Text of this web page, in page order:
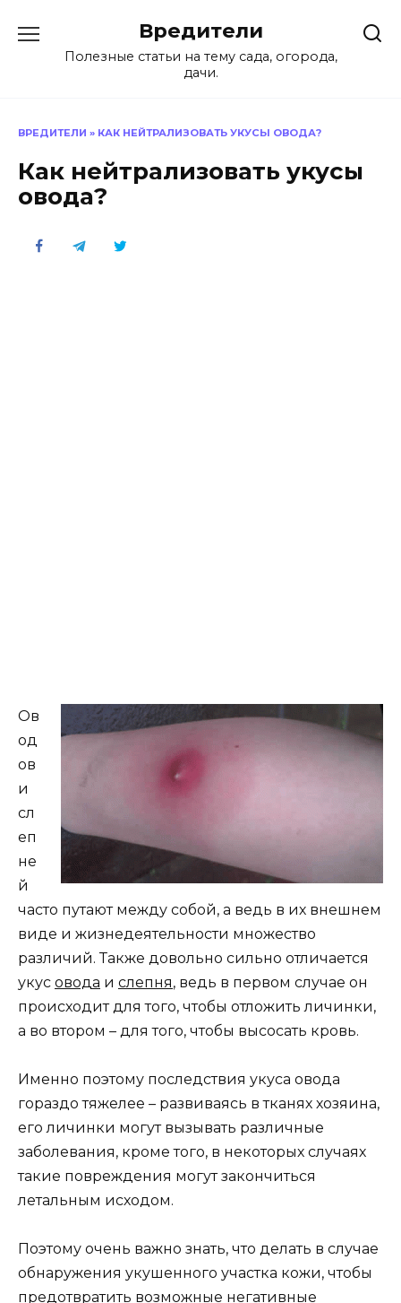
содержанию
Вредители
Полезные статьи на тему сада, огорода,
дачи.
ВРЕДИТЕЛИ » КАК НЕЙТРАЛИЗОВАТЬ УКУСЫ ОВОДА?
Как нейтрализовать укусы
овода?
Ов
од
ов
и
сл
еп
не
й
часто путают между собой, а ведь в их внешнем
виде и жизнедеятельности множество
различий. Также довольно сильно отличается
укус овода и слепня, ведь в первом случае он
происходит для того, чтобы отложить личинки,
а во втором – для того, чтобы высосать кровь.
Именно поэтому последствия укуса овода
гораздо тяжелее – развиваясь в тканях хозяина,
его личинки могут вызывать различные
заболевания, кроме того, в некоторых случаях
такие повреждения могут закончиться
летальным исходом.
Поэтому очень важно знать, что делать в случае
обнаружения укушенного участка кожи, чтобы
предотвратить возможные негативные